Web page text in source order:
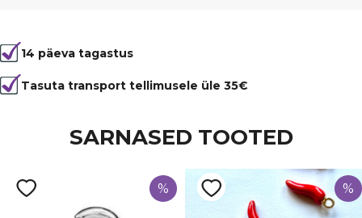
14 päeva tagastus
Tasuta transport tellimusele üle 35€
SARNASED TOOTED
% %